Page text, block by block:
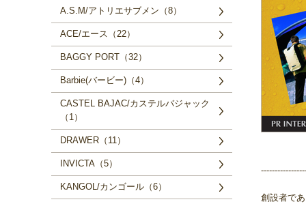
A.S.M/アトリエサブメン（8）
ACE/エース（22）
BAGGY PORT（32）
Barbie(バービー)（4）
CASTEL BAJAC/カステルバジャック
（1）
DRAWER（11）
INVICTA（5）
KANGOL/カンゴール（6）
創設者で